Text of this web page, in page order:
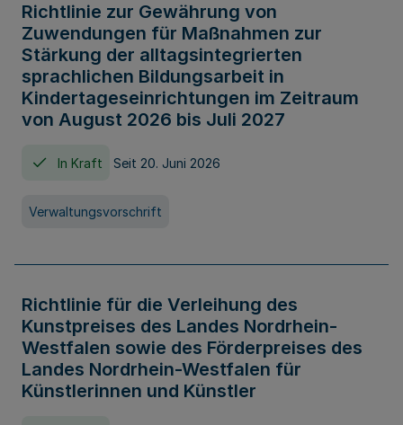
Richtlinie zur Gewährung von
Zuwendungen für Maßnahmen zur
Stärkung der alltagsintegrierten
sprachlichen Bildungsarbeit in
Kindertageseinrichtungen im Zeitraum
von August 2026 bis Juli 2027
In Kraft Seit 20. Juni 2026
Verwaltungsvorschrift
Richtlinie für die Verleihung des
Kunstpreises des Landes Nordrhein-
Westfalen sowie des Förderpreises des
Landes Nordrhein-Westfalen für
Künstlerinnen und Künstler